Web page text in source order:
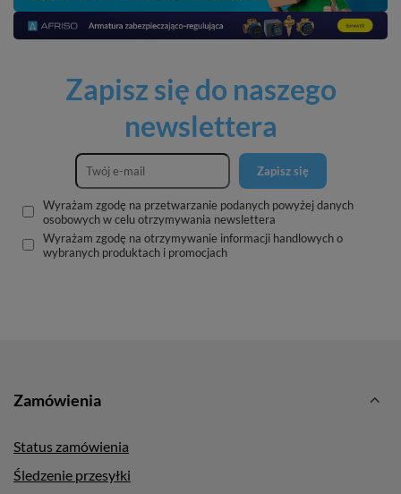
Zapisz się do naszego
newslettera
Zapisz się
Wyrażam zgodę na przetwarzanie podanych powyżej danych
osobowych w celu otrzymywania newslettera
Wyrażam zgodę na otrzymywanie informacji handlowych o
wybranych produktach i promocjach
Zamówienia
Status zamówienia
Śledzenie przesyłki